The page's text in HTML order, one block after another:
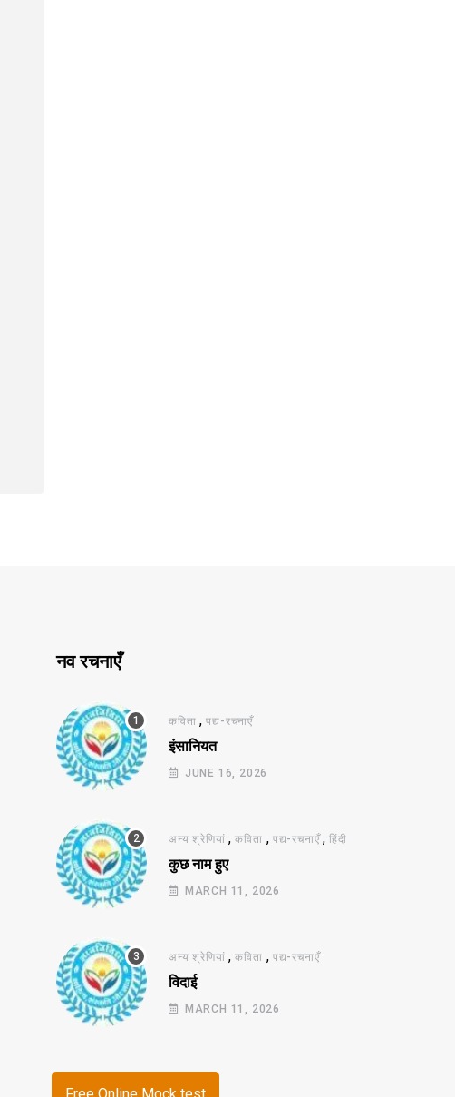
नव रचनाएँ
कविता ,पद्य-रचनाएँ
इंसानियत
JUNE 16, 2026
अन्य श्रेणियां ,कविता , पद्य-रचनाएँ,हिंदी
कुछ नाम हुए
MARCH 11, 2026
अन्य श्रेणियां ,कविता , पद्य-रचनाएँ
विदाई
MARCH 11, 2026